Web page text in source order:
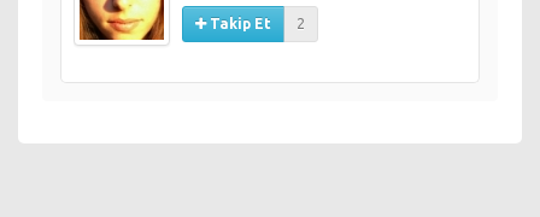
Takip Et 2